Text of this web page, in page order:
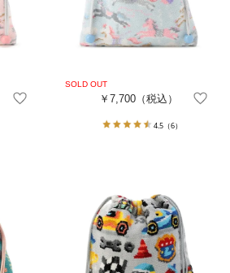
￥7,700（税込）
4.5（6）